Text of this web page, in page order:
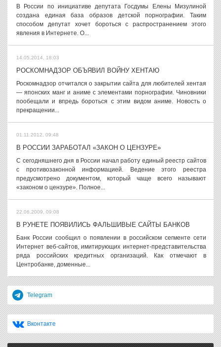
В России по инициативе депутата Госдумы Елены Мизулиной
создана единая база образов детской порнографии. Таким
способом депутат хочет бороться с распространением этого
явления в Интернете. О...
14.05.2014, 18:03
РОСКОМНАДЗОР ОБЪЯВИЛ ВОЙНУ ХЕНТАЮ
Роскомнадзор отчитался о закрытии сайта для любителей хентая
— японских манг и аниме с элементами порнографии. Чиновники
пообещали и впредь бороться с этим видом аниме. Новость о
прекращении...
01.11.2012, 09:48
В РОССИИ ЗАРАБОТАЛ «ЗАКОН О ЦЕНЗУРЕ»
С сегодняшнего дня в России начал работу единый реестр сайтов
с противозаконной информацией. Ведение этого реестра
предусмотрено документом, который чаще всего называют
«законом о цензуре». Полное...
22.06.2009, 09:08
В РУНЕТЕ ПОЯВИЛИСЬ ФАЛЬШИВЫЕ САЙТЫ БАНКОВ
Банк России сообщил о появлении в российском сегменте сети
Интернет веб-сайтов, имитирующих интернет-представительства
ряда российских кредитных организаций. Как отмечают в
Центробанке, доменные...
Telegram
Вконтакте